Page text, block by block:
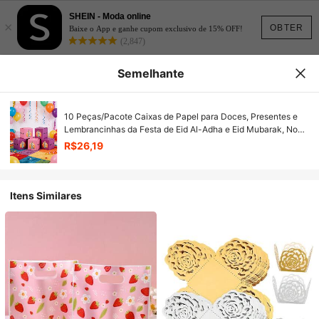
OBTER
×
SHEIN - Moda online
Baixe o App e ganhe cupom exclusivo de 15% OFF!
(2,847)
Semelhante
10 Peças/Pacote Caixas de Papel para Doces, Presentes e
Lembrancinhas da Festa de Eid Al-Adha e Eid Mubarak, Novo
Desenho de Lhama e Camelo
R$26,19
Itens Similares